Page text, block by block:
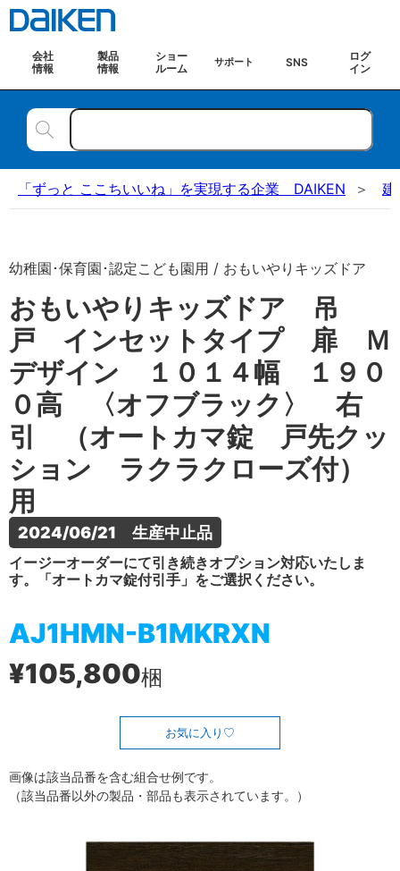
会社
情報
製品
情報
ショー
ルーム
サポート SNS
ログ
イン
「ずっと ここちいいね」を実現する企業 DAIKEN 建
幼稚園･保育園･認定こども園用 / おもいやりキッズドア
おもいやりキッズドア 吊
戸 インセットタイプ 扉 Ｍ
デザイン １０１４幅 １９０
０高 〈オフブラック〉 右
引 （オートカマ錠 戸先クッ
ション ラクラクローズ付）
用
2024/06/21　生産中止品
イージーオーダーにて引き続きオプション対応いたしま
す。「オートカマ錠付引手」をご選択ください。
AJ1HMN-B1MKRXN
¥105,800梱
お気に入り
画像は該当品番を含む組合せ例です。
（該当品番以外の製品・部品も表示されています。）